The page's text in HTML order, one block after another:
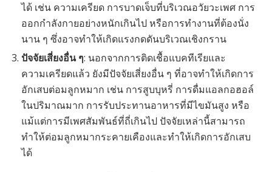
ได้ เช่น ความเครียด การบาดเจ็บที่บริเวณอวัยวะเพศ การ
ออกกำลังกายอย่างหนักเกินไป หรือการทำงานที่ต้องนั่ง
นาน ๆ ซึ่งอาจทำให้เกิดแรงกดดันบริเวณเชิงกราน
ปัจจัยเสี่ยงอื่น ๆ: นอกจากการติดเชื้อแบคทีเรียและ
ความเครียดแล้ว ยังมีปัจจัยเสี่ยงอื่น ๆ ที่อาจทำให้เกิดการ
อักเสบต่อมลูกหมาก เช่น การสูบบุหรี่ การดื่มแอลกอฮอล์
ในปริมาณมาก การรับประทานอาหารที่มีไขมันสูง หรือ
แม้แต่การมีเพศสัมพันธ์ที่ถี่เกินไป ปัจจัยเหล่านี้สามารถ
ทำให้ต่อมลูกหมากระคายเคืองและทำให้เกิดการอักเสบ
ได้